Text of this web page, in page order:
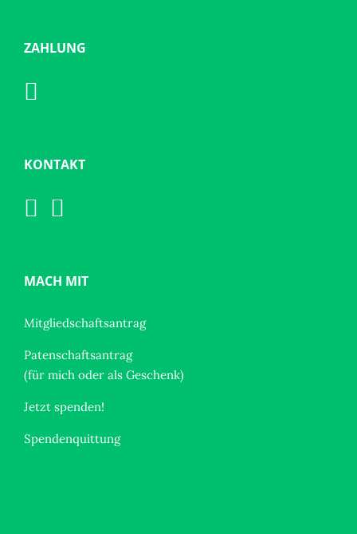
ZAHLUNG
KONTAKT
MACH MIT
Mitgliedschaftsantrag
Patenschaftsantrag
(für mich oder als Geschenk)
Jetzt spenden!
Spendenquittung